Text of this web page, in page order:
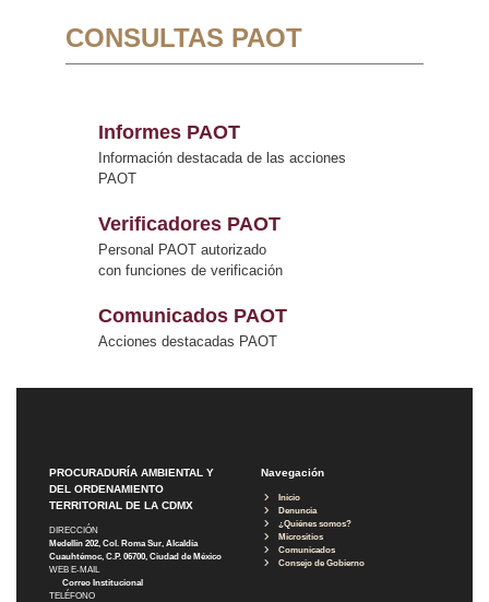
CONSULTAS PAOT
Informes PAOT
Información destacada de las acciones
PAOT
Verificadores PAOT
Personal PAOT autorizado
con funciones de verificación
Comunicados PAOT
Acciones destacadas PAOT
PROCURADURÍA AMBIENTAL Y
DEL ORDENAMIENTO
TERRITORIAL DE LA CDMX
DIRECCIÓN
Medellín 202, Col. Roma Sur, Alcaldía
Cuauhtémoc, C.P. 06700, Ciudad de México
WEB E-MAIL
Correo Institucional
TELÉFONO
Navegación
Inicio
Denuncia
¿Quiénes somos?
Micrositios
Comunicados
Consejo de Gobierno